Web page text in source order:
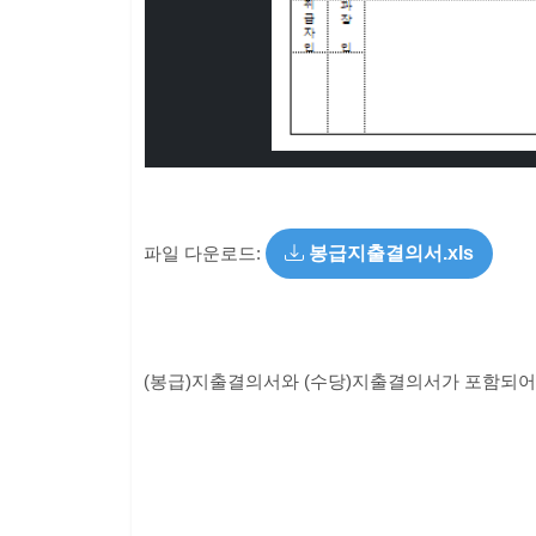
파일 다운로드: 봉급지출결의서.xls
(봉급)지출결의서와 (수당)지출결의서가 포함되